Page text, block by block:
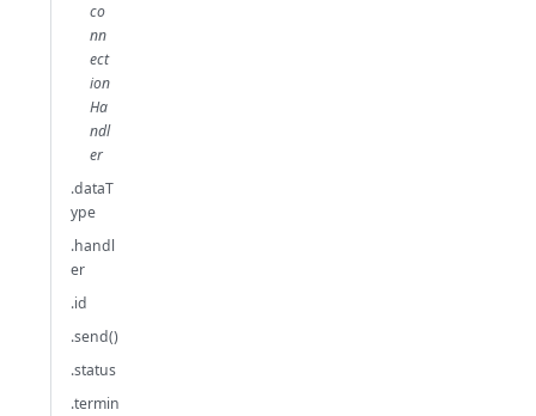
co
nn
ect
ion
Ha
ndl
er
.dataT
ype
.handl
er
.id
.send()
.status
.termin